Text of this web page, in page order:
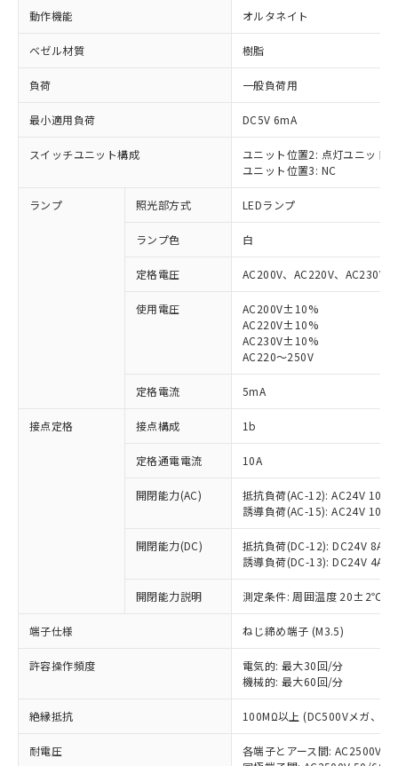
動作機能 オルタネイト
ベゼル材質 樹脂
負荷 一般負荷用
最小適用負荷 DC5V 6mA
スイッチユニット構成
ユニット位置2: 点灯ユニット
ユニット位置3: NC
ランプ 照光部方式 LEDランプ
ランプ色 白
定格電圧 AC200V、AC220V、AC230V
使用電圧
AC200V±10%
AC220V±10%
AC230V±10%
AC220～250V
定格電流 5mA
接点定格 接点構成 1b
定格通電電流 10A
開閉能力(AC)
抵抗負荷(AC-12): AC24V 10A/
誘導負荷(AC-15): AC24V
開閉能力(DC)
抵抗負荷(DC-12): DC24V 8A/
誘導負荷(DC-13): DC24V 4A/
開閉能力説明 測定条件: 周囲温度 20±2℃、
端子仕様 ねじ締め端子 (M3.5)
許容操作頻度
電気的: 最大30回/分
機械的: 最大60回/分
絶縁抵抗 100MΩ以上 (DC500Vメガ、点
耐電圧
各端子とアース間: AC2500V
ご利用条件
以下の条件をお読みいただき、同意のうえ
本サービスは、当社制御機器事業取扱
商品の当社在庫状況および標準価格
(税抜)を提供させていただくもので
当社制御機器事業取扱商品の中には、
本サービスの対象外となる商品もある
ことをご了承ください。
在庫状況および標準価格照会結果は、
記載している更新日時点での社内デー
タに基づき作成されるものであり、閲
準価格とは異なる場合があることをご
対応済み：EU RoHS指令（10物質）の
非含有に対応した製品が提供可能な商品で
対応予定：EU RoHS指令（10物質）の非含
有に対応した製品に切り替える予定のある
対応予定なし：EU RoHS指令（10物質）の
非含有に非対応の商品で、対応品を出す予
調査・確認中：EU RoHS指令（10物質）の
非含有の対応状況を調査中または確認中の
非該当品：ライセンス料など無形物で、有
害物質有無と関係のない商品です。
仕入先様の事情により、非含有部品として
いたものが、含有品と判明した場合などや
むを得ず変更することがあります。
*EU RoHS指令（10物質）：
鉛(Pb) 1000ppm以下、 水銀(Hg) 1000ppm以下、 カド
六価クロム(Cr(Ⅵ)) 1000ppm以下、ポリ臭化ビフェニル
「○」：最大均質材料含有率が中国RoHSの
基準値以下であることを示します。
「×」：最大均質材料含有率が中国RoHSの
基準値を超えていることを示します。
「－」：未確認です。当社販売部門へお問
当社は、これら貴社製品のうち、外国
為替および外国貿易法に定める商品
（以下｢規制貨物等」という）を輸出
または国外への提供する場合は、日本
国政府の輸出許可(または役務取引許
可)を取得するなどの必要な手続きを